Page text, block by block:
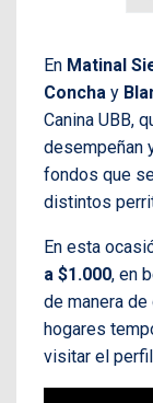
En Matinal
Concha y
Canina UBB,
desempeñan
fondos que
distintos
En esta
a $1.000, en
de manera
hogares
visitar el